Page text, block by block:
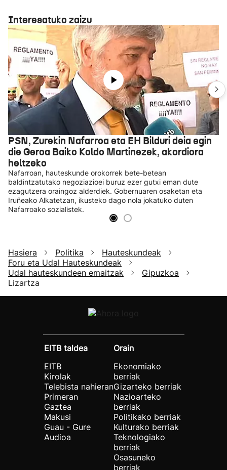
Interesatuko zaizu
PSN, Zurekin Nafarroa eta EH Bilduri deia egin
die Geroa Baiko Koldo Martinezek, akordiora
heltzeko
Nafarroan, hauteskunde orokorrek bete-betean
baldintzatutako negoziazioei buruz ezer gutxi eman dute
ezagutzera oraingoz alderdiek. Gobernuaren osaketan eta
Iruñeako Alkatetzan, ikusteko dago nola jokatuko duten
Nafarroako sozialistek.
Hasiera Politika
Hauteskundeak
Foru eta Udal Hauteskundeak
Udal hauteskundeen emaitzak
Gipuzkoa
Lizartza
EITB taldea
EITB
Kirolak
Telebista nahieran
Primeran
Gaztea
Makusi
Guau - Gure
Audioa
Orain
Ekonomiako
berriak
Gizarteko berriak
Nazioarteko
berriak
Politikako berriak
Kulturako berriak
Teknologiako
berriak
Osasuneko
berriak